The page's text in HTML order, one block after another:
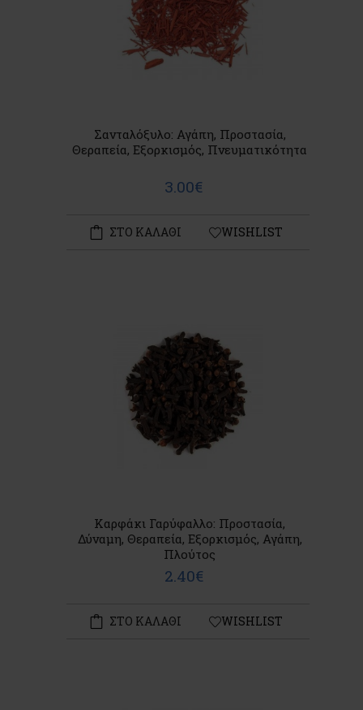
Σανταλόξυλο: Αγάπη, Προστασία,
Θεραπεία, Εξορκισμός, Πνευματικότητα
3.00€
ΣΤΟ ΚΑΛΑΘΙ WISHLIST
Καρφάκι Γαρύφαλλο: Προστασία,
Δύναμη, Θεραπεία, Εξορκισμός, Αγάπη,
Πλούτος
2.40€
ΣΤΟ ΚΑΛΑΘΙ WISHLIST